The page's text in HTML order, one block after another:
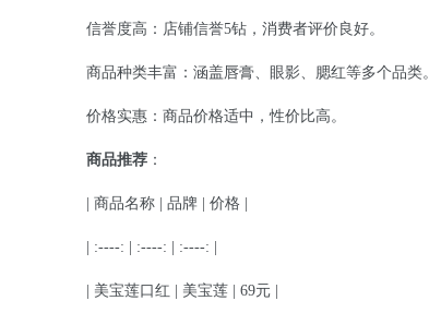
信誉度高：店铺信誉5钻，消费者评价良好。
商品种类丰富：涵盖唇膏、眼影、腮红等多个品类。
价格实惠：商品价格适中，性价比高。
商品推荐 ：
| 商品名称 | 品牌 | 价格 |
| :----: | :----: | :----: |
| 美宝莲口红 | 美宝莲 | 69元 |